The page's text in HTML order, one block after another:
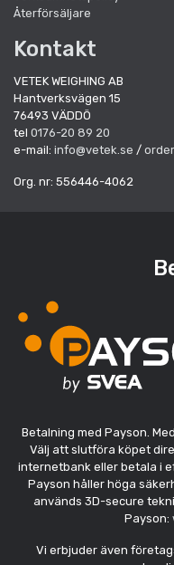
Återförsäljare
Kontakt
VETEK WEIGHING AB
Hantverksvägen 15
76493 VÄDDÖ
tel 0176-20 89 20
e-mail: info@vetek.se /
Org. nr: 556446-4062
Betalning med Payson.
Välj att slutföra köpet
internetbank eller betala i
Payson håller höga
används 3D-secure
Payson:
Vi erbjuder även